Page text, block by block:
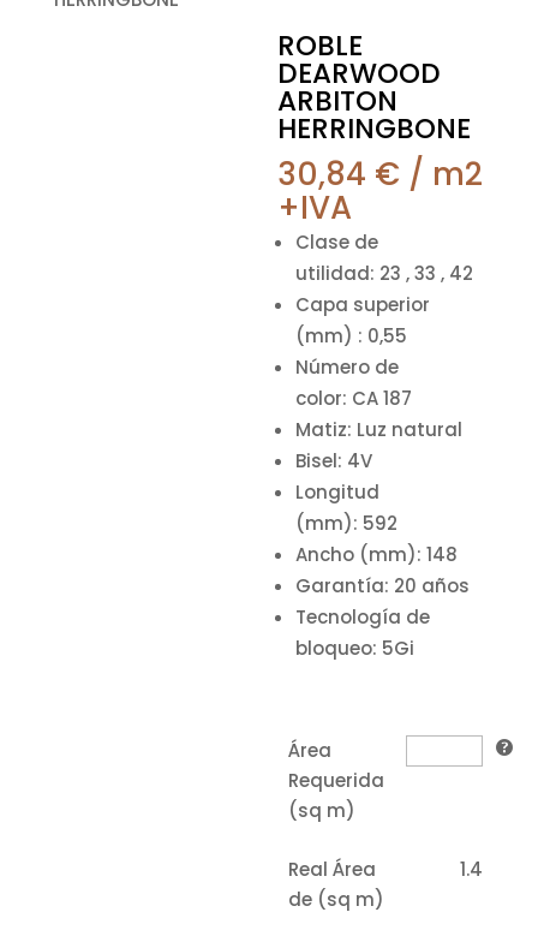
ROBLE
DEARWOOD
ARBITON
HERRINGBONE
30,84 € / m2
+IVA
Clase de
utilidad: 23 , 33 , 42
Capa superior
(mm) : 0,55
Número de
color: CA 187
Matiz: Luz natural
Bisel: 4V
Longitud
(mm): 592
Ancho (mm): 148
Garantía: 20 años
Tecnología de
bloqueo: 5Gi
Área
Requerida
(sq m)
Real Área
de (sq m)
1.4